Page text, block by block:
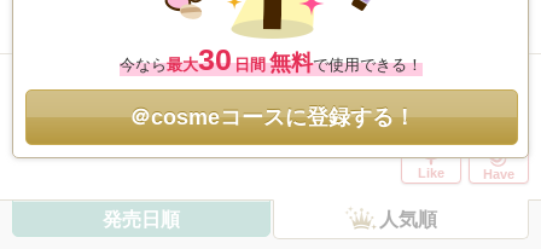
今なら最大30日間 無料で使用できる！
＠cosmeコースに登録する！
パウダーファンブラシ/ ロージーローザ
5.3
1,668件
Like Have
発売日順 人気順